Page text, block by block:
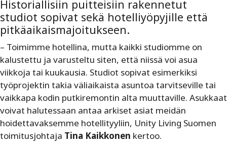
Historiallisiin puitteisiin rakennetut
studiot sopivat sekä hotelliyöpyjille että
pitkäaikaismajoitukseen.
– Toimimme hotellina, mutta kaikki studiomme on
kalustettu ja varusteltu siten, että niissä voi asua
viikkoja tai kuukausia. Studiot sopivat esimerkiksi
työprojektin takia väliaikaista asuntoa tarvitseville tai
vaikkapa kodin putkiremontin alta muuttaville. Asukkaat
voivat halutessaan antaa arkiset asiat meidän
hoidettavaksemme hotellityyliin, Unity Living Suomen
toimitusjohtaja Tina Kaikkonen kertoo.